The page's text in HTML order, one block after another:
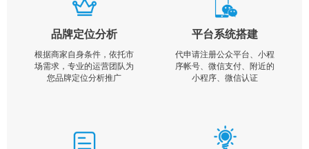
品牌定位分析
根据商家自身条件，依托市
场需求，专业的运营团队为
您品牌定位分析推广
平台系统搭建
代申请注册公众平台、小程
序帐号、微信支付、附近的
小程序、微信认证